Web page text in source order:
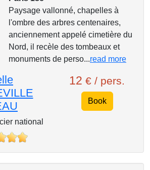
Paysage vallonné, chapelles à
l'ombre des arbres centenaires,
anciennement appelé cimetière du
Nord, il recèle des tombeaux et
monuments de perso...read more
national
12 € / pers.
Book